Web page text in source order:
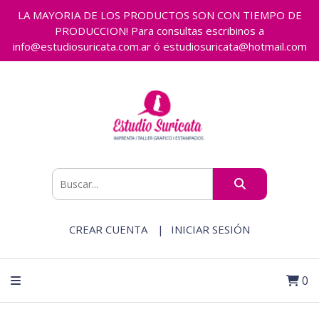
LA MAYORIA DE LOS PRODUCTOS SON CON TIEMPO DE
PRODUCCION! Para consultas escribinos a
info@estudiosuricata.com.ar ó estudiosuricata@hotmail.com
CREAR CUENTA INICIAR SESIÓN
0